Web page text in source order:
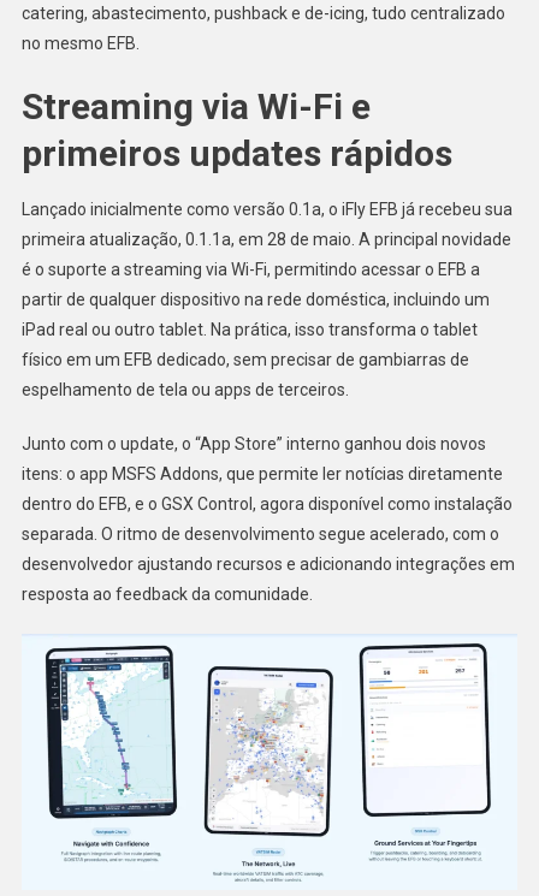
catering, abastecimento, pushback e de-icing, tudo centralizado
no mesmo EFB.
Streaming via Wi-Fi e
primeiros updates rápidos
Lançado inicialmente como versão 0.1a, o iFly EFB já recebeu sua
primeira atualização, 0.1.1a, em 28 de maio. A principal novidade
é o suporte a streaming via Wi-Fi, permitindo acessar o EFB a
partir de qualquer dispositivo na rede doméstica, incluindo um
iPad real ou outro tablet. Na prática, isso transforma o tablet
físico em um EFB dedicado, sem precisar de gambiarras de
espelhamento de tela ou apps de terceiros.
Junto com o update, o “App Store” interno ganhou dois novos
itens: o app MSFS Addons, que permite ler notícias diretamente
dentro do EFB, e o GSX Control, agora disponível como instalação
separada. O ritmo de desenvolvimento segue acelerado, com o
desenvolvedor ajustando recursos e adicionando integrações em
resposta ao feedback da comunidade.